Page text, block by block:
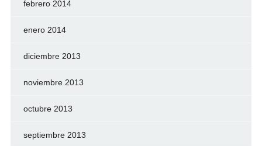
febrero 2014
enero 2014
diciembre 2013
noviembre 2013
octubre 2013
septiembre 2013